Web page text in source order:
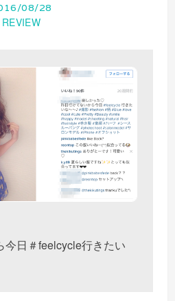
08/28
REVIEW
今日＃feelcycle行きたい